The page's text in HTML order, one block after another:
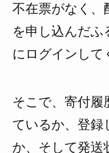
不在票がなく、
を申し込んだふ
にログインして
そこで、寄付履
ているか、登録
か、そして発送